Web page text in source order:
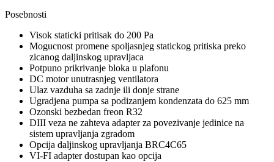
Posebnosti
Visok staticki pritisak do 200 Pa
Mogucnost promene spoljasnjeg statickog pritiska preko
zicanog daljinskog upravljaca
Potpuno prikrivanje bloka u plafonu
DC motor unutrasnjeg ventilatora
Ulaz vazduha sa zadnje ili donje strane
Ugradjena pumpa sa podizanjem kondenzata do 625 mm
Ozonski bezbedan freon R32
DIII veza ne zahteva adapter za povezivanje jedinice na
sistem upravljanja zgradom
Opcija daljinskog upravljanja BRC4C65
VI-FI adapter dostupan kao opcija